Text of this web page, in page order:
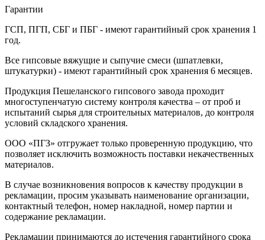
Гарантии
ГСП, ПГП, СБГ и ПБГ - имеют гарантийный срок хранения 1
год.
Все гипсовые вяжущие и сыпучие смеси (шпатлевки,
штукатурки) - имеют гарантийный срок хранения 6 месяцев.
Продукция Пешеланского гипсового завода проходит
многоступенчатую систему контроля качества – от проб и
испытаний сырья для строительных материалов, до контроля
условий складского хранения.
ООО «ПГЗ» отгружает только проверенную продукцию, что
позволяет исключить возможность поставки некачественных
материалов.
В случае возникновения вопросов к качеству продукции в
рекламации, просим указывать наименование организации,
контактный телефон, номер накладной, номер партии и
содержание рекламации.
Рекламации принимаются до истечения гарантийного срока